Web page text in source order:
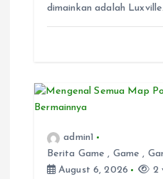
dimainkan adalah
admin1
Berita Game , Game ,
August 6, 2026
2